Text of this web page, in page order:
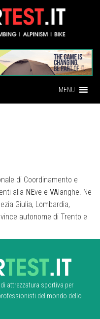
MENU
di Coordinamento e
alla NEve e VAlanghe. Ne
Giulia, Lombardia,
autonome di Trento e
attrezzatura sportiva per
del mondo dello